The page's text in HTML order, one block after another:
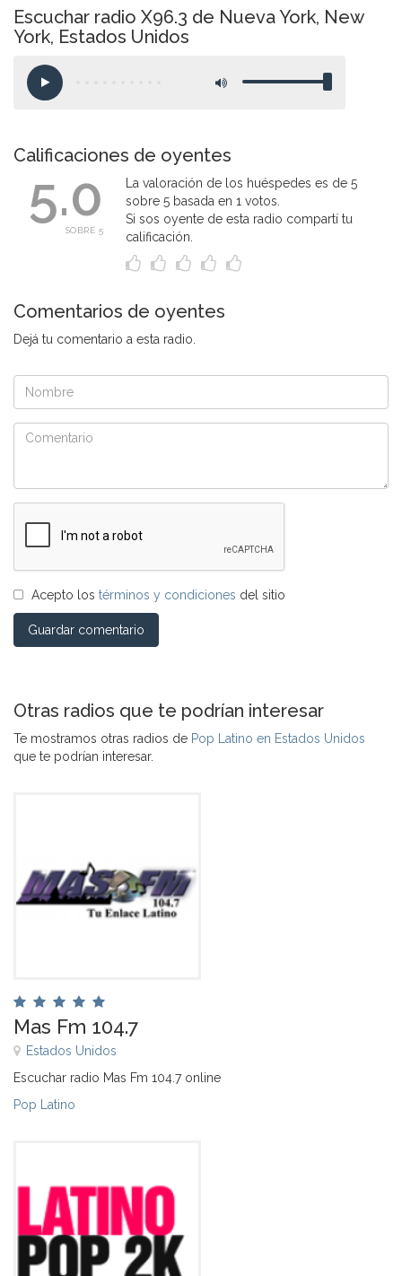
Escuchar radio X96.3 de Nueva York, New
York, Estados Unidos
Calificaciones de oyentes
5.0
SOBRE 5
La valoración de los huéspedes es de 5
sobre 5 basada en 1 votos.
Si sos oyente de esta radio compartí tu
calificación.
Comentarios de oyentes
Dejá tu comentario a esta radio.
Acepto los términos y condiciones del sitio
Guardar comentario
Otras radios que te podrían interesar
Te mostramos otras radios de Pop Latino en Estados Unidos
que te podrían interesar.
Mas Fm 104.7
Estados Unidos
Escuchar radio Mas Fm 104.7 online
Pop Latino